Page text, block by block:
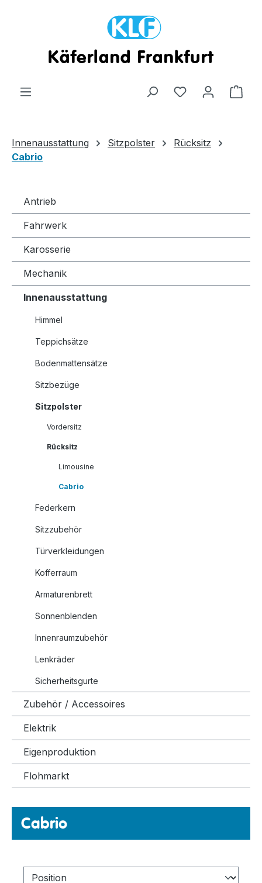
Zum Hauptinhalt springen
Innenausstattung Sitzpolster
Rücksitz
Cabrio
Antrieb
Fahrwerk
Karosserie
Mechanik
Innenausstattung
Himmel
Teppichsätze
Bodenmattensätze
Sitzbezüge
Sitzpolster
Vordersitz
Rücksitz
Limousine
Cabrio
Federkern
Sitzzubehör
Türverkleidungen
Kofferraum
Armaturenbrett
Sonnenblenden
Innenraumzubehör
Lenkräder
Sicherheitsgurte
Zubehör / Accessoires
Elektrik
Eigenproduktion
Flohmarkt
Cabrio